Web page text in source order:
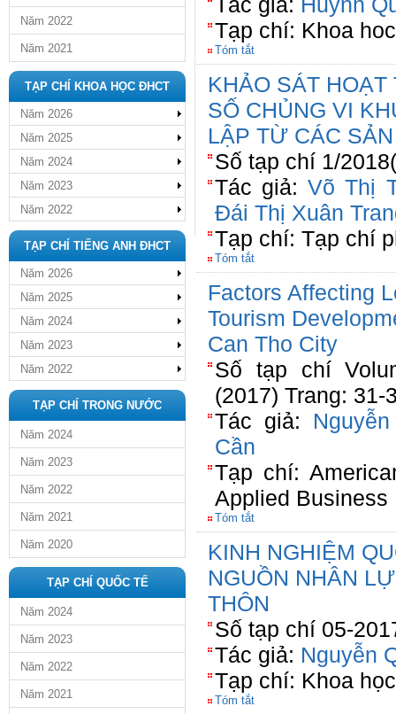
Năm 2022
Năm 2021
TẠP CHÍ KHOA HỌC ĐHCT
Năm 2026
Năm 2025
Năm 2024
Năm 2023
Năm 2022
TẠP CHÍ TIẾNG ANH ĐHCT
Năm 2026
Năm 2025
Năm 2024
Năm 2023
Năm 2022
TẠP CHÍ TRONG NƯỚC
Năm 2024
Năm 2023
Năm 2022
Năm 2021
Năm 2020
TẠP CHÍ QUỐC TẾ
Năm 2024
Năm 2023
Năm 2022
Năm 2021
Tạp chí: Khoa
Tóm tắt
KHẢO SÁT
SỐ CHỦNG VI
LẬP TỪ CÁC
Số tạp chí 1/
Tác giả:Võ Thị
Đái Thị Xuân
Tạp chí: Tạp chí
Tóm tắt
Factors Affecting
Tourism
Can Tho City
Số tạp chí
(2017) Trang: 31-
Tác giả:
Cần
Tạp chí:
Applied Business
Tóm tắt
KINH NGHIỆM
NGUỒN NHÂN
THÔN
Số tạp chí 05-
Tác giả: Nguyễn
Tạp chí: Khoa
Tóm tắt